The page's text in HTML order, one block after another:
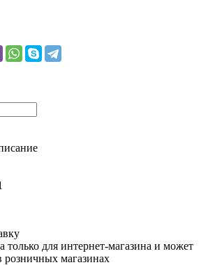
только для интернет-магазина и может
розничных магазинах